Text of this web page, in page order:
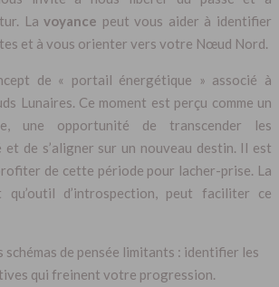
Lavoyance peut vous aider à identifier
et à vous orienter vers votre Nœud Nord.
de « portail énergétique » associé à
Lunaires. Ce moment est perçu comme un
une opportunité de transcender les
et de s’aligner sur un nouveau destin. Il est
de cette période pour lacher-prise. La
qu’outil d’introspection, peut faciliter ce
schémas de pensée limitants : identifier les
qui freinent votre progression.